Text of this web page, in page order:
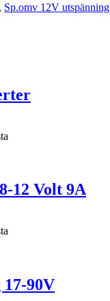
Sp.omv 12V utspänning
12 Volt 9A
90V